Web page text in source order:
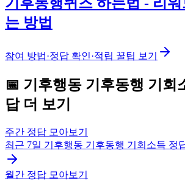
기후동행퀴즈 하는법 - 리
는 방법
참여 방법·정답 확인·적립 꿀팁 보기
📅 기후행동 기후동행 기회
답 더 보기
주간 정답 모아보기
최근 7일 기후행동 기후동행 기회소득 정
월간 정답 모아보기